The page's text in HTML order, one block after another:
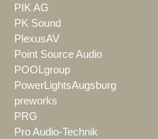
PIK AG
PK Sound
PlexusAV
Point Source Audio
POOLgroup
PowerLightsAugsburg
preworks
PRG
Pro Audio-Technik